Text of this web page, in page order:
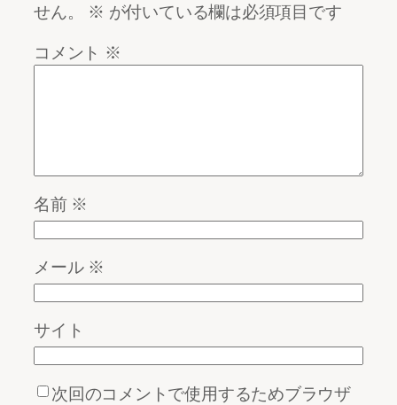
せん。
※ が付いている欄は必須項目です
コメント ※
名前 ※
メール ※
サイト
次回のコメントで使用するためブラウザ